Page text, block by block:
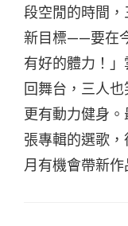
段空閒的時間
新目標——要在
有好的體力！
回舞台，三人
更有動力健身
張專輯的選歌
月有機會帶新作